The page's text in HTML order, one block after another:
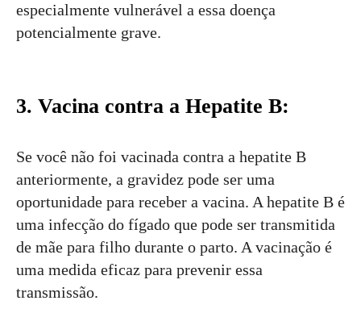
especialmente vulnerável a essa doença
potencialmente grave.
3. Vacina contra a Hepatite B:
Se você não foi vacinada contra a hepatite B
anteriormente, a gravidez pode ser uma
oportunidade para receber a vacina. A hepatite B é
uma infecção do fígado que pode ser transmitida
de mãe para filho durante o parto. A vacinação é
uma medida eficaz para prevenir essa
transmissão.